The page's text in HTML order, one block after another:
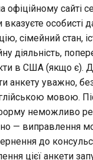
офіційному сайті
особисті
сімейний стан,
діяльність,
в США (якщо є).
анкету уважно,
мовою.
неможливо
— виправлення
до
цієї анкети